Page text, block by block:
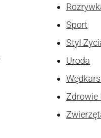
Sport
Styl
Uroda
Zdrowie